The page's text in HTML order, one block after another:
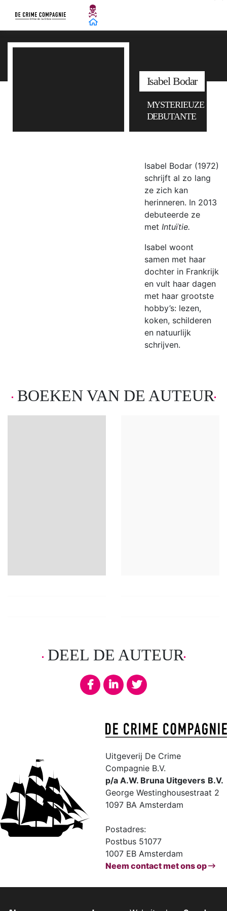
Isabel Bodar
MYSTERIEUZE
DEBUTANTE
Isabel Bodar (1972)
schrijft al zo lang
ze zich kan
herinneren. In 2013
debuteerde ze
met Intuïtie.
Isabel woont
samen met haar
dochter in Frankrijk
en vult haar dagen
met haar grootste
hobby’s: lezen,
koken, schilderen
en natuurlijk
schrijven.
BOEKEN VAN DE AUTEUR
DEEL DE AUTEUR
Uitgeverij De Crime
Compagnie B.V.
p/a A.W. Bruna Uitgevers B.V.
George Westinghousestraat 2
1097 BA Amsterdam
Postadres:
Postbus 51077
1007 EB Amsterdam
Neem contact met ons op